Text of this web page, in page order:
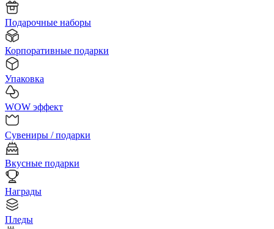
Подарочные наборы
Корпоративные подарки
Упаковка
WOW эффект
Сувениры / подарки
Вкусные подарки
Награды
Пледы